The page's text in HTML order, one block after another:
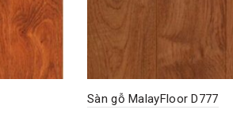
Sàn gỗ MalayFloor D777